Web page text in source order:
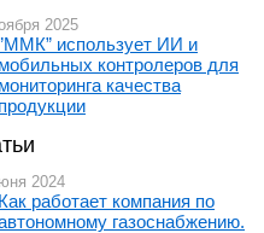
2025
использует ИИ и
мобильных контролеров для
мониторинга качества
продукции
2024
Как работает компания по
газоснабжению.